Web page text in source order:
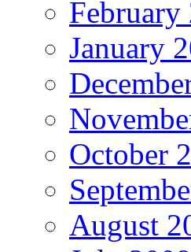
February
January
October
August